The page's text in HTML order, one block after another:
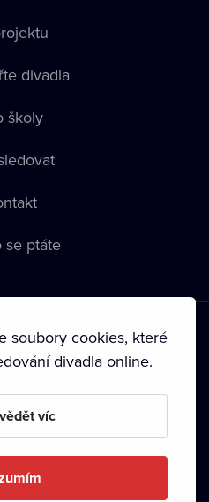
divadla
školy
se ptáte
soukromí • Zásady používání
práva•
soubory cookies, které
divadla online.
víc